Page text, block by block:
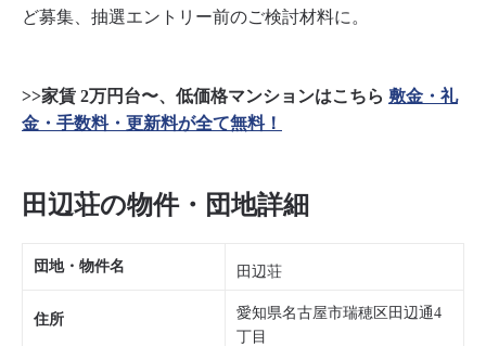
ど募集、抽選エントリー前のご検討材料に。
>>家賃 2万円台〜、低価格マンションはこちら 敷金・礼
金・手数料・更新料が全て無料！
田辺荘の物件・団地詳細
団地・物件名 田辺荘
住所
愛知県名古屋市瑞穂区田辺通4
丁目